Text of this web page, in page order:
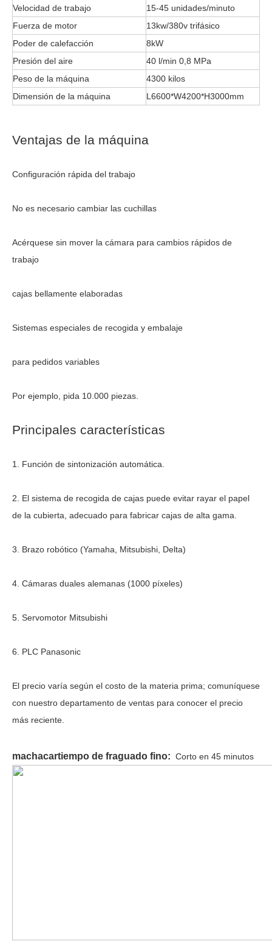
Velocidad de trabajo
15-45 unidades/minuto
Fuerza de motor
13kw/380v trifásico
Poder de calefacción
8kW
Presión del aire
40 l/min 0,8 MPa
Peso de la máquina
4300 kilos
Dimensión de la máquina
L6600*W4200*H3000mm
Ventajas de la máquina
Configuración rápida del trabajo
No es necesario cambiar las cuchillas
Acérquese sin mover la cámara para cambios rápidos de
trabajo
cajas bellamente elaboradas
Sistemas especiales de recogida y embalaje
para pedidos variables
Por ejemplo, pida 10.000 piezas.
Principales características
1. Función de sintonización automática.
2. El sistema de recogida de cajas puede evitar rayar el papel
de la cubierta, adecuado para fabricar cajas de alta gama.
3. Brazo robótico (Yamaha, Mitsubishi, Delta)
4. Cámaras duales alemanas (1000 píxeles)
5. Servomotor Mitsubishi
6. PLC Panasonic
El precio varía según el costo de la materia prima; comuníquese
con nuestro departamento de ventas para conocer el precio
más reciente.
machacartiempo de fraguado fino: Corto en 45 minutos